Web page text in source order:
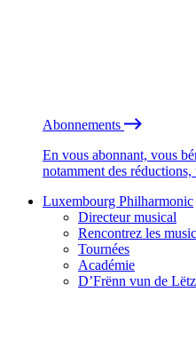
Abonnements
En vous abonnant, vous
notamment des
Luxembourg Philharmonic
Directeur musical
Rencontrez les
Tournées
Académie
D’Frënn vun de